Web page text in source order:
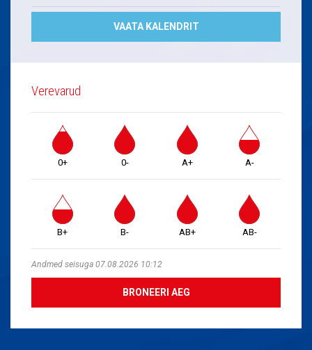
VAATA KALENDRIT
Verevarud
0+ 0- A+ A-
B+ B- AB+ AB-
Andmed seisuga 07.08.2026 10:12
BRONEERI AEG